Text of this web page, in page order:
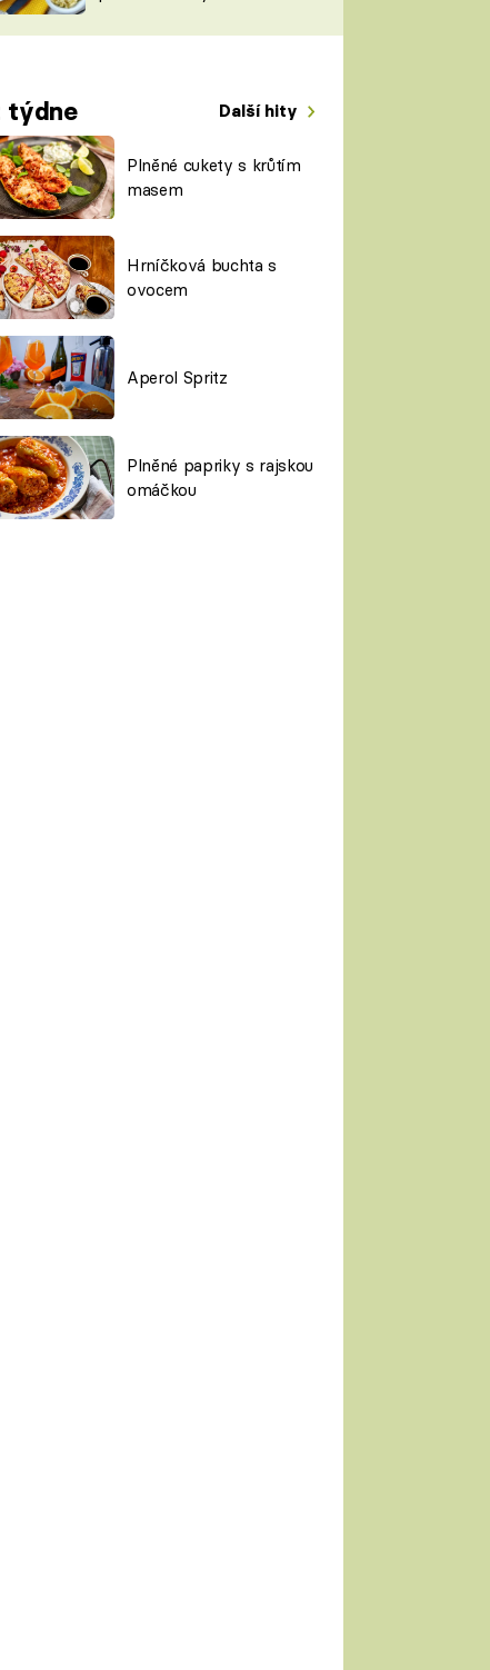
týdne Další hity
Plněné cukety s krůtím
masem
Hrníčková buchta s
ovocem
Aperol Spritz
Plněné papriky s rajskou
omáčkou